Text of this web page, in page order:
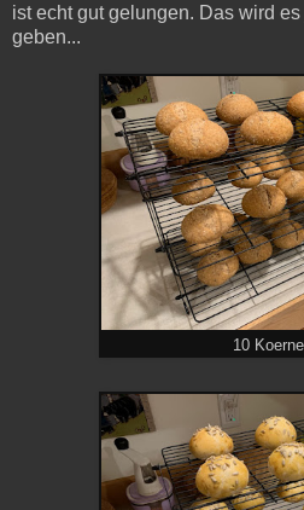
ist echt gut gelungen. Das wird
geben...
10